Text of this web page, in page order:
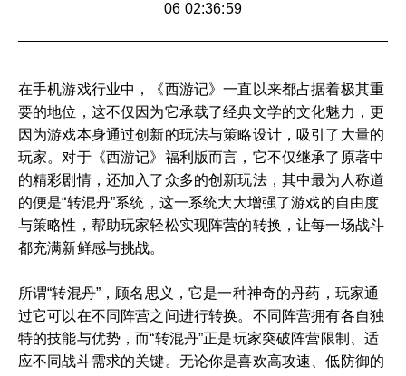
06 02:36:59
在手机游戏行业中，《西游记》一直以来都占据着极其重
要的地位，这不仅因为它承载了经典文学的文化魅力，更
因为游戏本身通过创新的玩法与策略设计，吸引了大量的
玩家。对于《西游记》福利版而言，它不仅继承了原著中
的精彩剧情，还加入了众多的创新玩法，其中最为人称道
的便是“转混丹”系统，这一系统大大增强了游戏的自由度
与策略性，帮助玩家轻松实现阵营的转换，让每一场战斗
都充满新鲜感与挑战。
所谓“转混丹”，顾名思义，它是一种神奇的丹药，玩家通
过它可以在不同阵营之间进行转换。不同阵营拥有各自独
特的技能与优势，而“转混丹”正是玩家突破阵营限制、适
应不同战斗需求的关键。无论你是喜欢高攻速、低防御的